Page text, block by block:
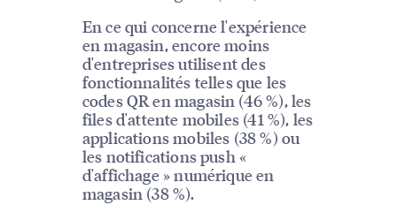
En ce qui concerne l'expérience
en magasin, encore moins
d'entreprises utilisent des
fonctionnalités telles que les
codes QR en magasin (46 %), les
files d'attente mobiles (41 %), les
applications mobiles (38 %) ou
les notifications push «
d'affichage » numérique en
magasin (38 %).